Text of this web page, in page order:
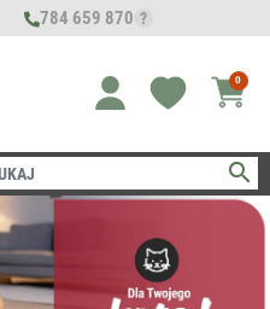
784 659 870 ?
0
search